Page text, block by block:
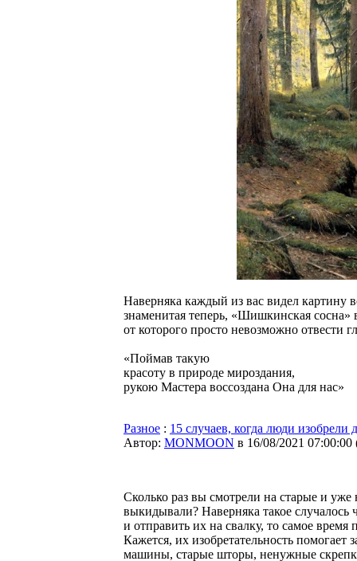
Наверняка каждый из вас видел картину
знаменитая теперь, «Шишкинская
от которого просто невозможно отвести
«Поймав такую
красоту в природе мироздания,
рукою Мастера воссоздана Она для нас»
Разное : 15 случаев, когда люди
Автор: MONMOON в 16/08/2021 07:00:00
Сколько раз вы смотрели на старые и
выкидывали? Наверняка такое случалось
и отправить их на свалку, то самое
Кажется, их изобретательность
машины, старые шторы, ненужные